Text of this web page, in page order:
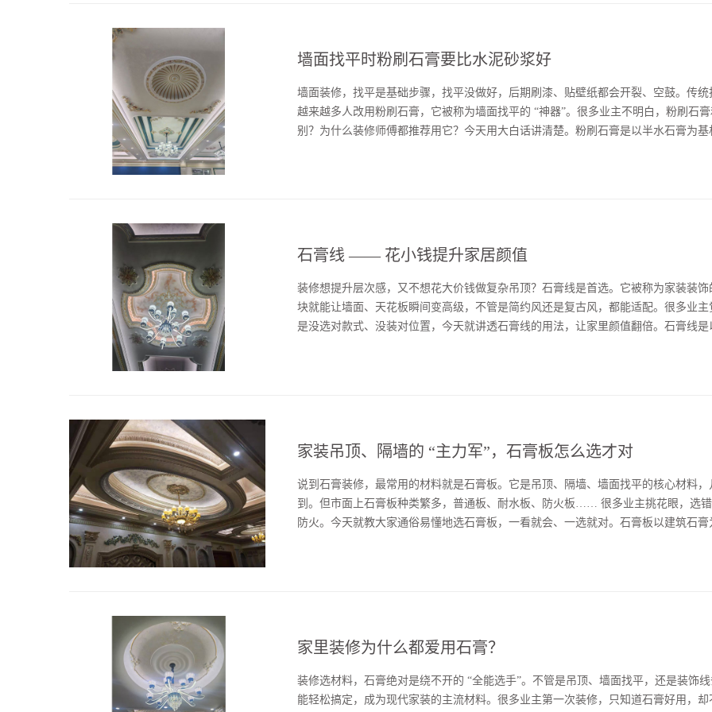
墙面找平时粉刷石膏要比水泥砂浆好
墙面装修，找平是基础步骤，找平没做好，后期刷漆、贴壁纸都会开裂、空鼓。传
越来越多人改用粉刷石膏，它被称为墙面找平的 “神器”。很多业主不明白，粉刷石
别？为什么装修师傅都推荐用它？今天用大白话讲清楚。粉刷石膏是以半水石膏为
石膏线 —— 花小钱提升家居颜值
装修想提升层次感，又不想花大价钱做复杂吊顶？石膏线是首选。它被称为家装装饰
块就能让墙面、天花板瞬间变高级，不管是简约风还是复古风，都能适配。很多业
是没选对款式、没装对位置，今天就讲透石膏线的用法，让家里颜值翻倍。石膏线
家装吊顶、隔墙的 “主力军”，石膏板怎么选才对
说到石膏装修，最常用的材料就是石膏板。它是吊顶、隔墙、墙面找平的核心材料
到。但市面上石膏板种类繁多，普通板、耐水板、防火板…… 很多业主挑花眼，选
防火。今天就教大家通俗易懂地选石膏板，一看就会、一选就对。石膏板以建筑石
家里装修为什么都爱用石膏？
装修选材料，石膏绝对是绕不开的 “全能选手”。不管是吊顶、墙面找平，还是装饰
能轻松搞定，成为现代家装的主流材料。很多业主第一次装修，只知道石膏好用，